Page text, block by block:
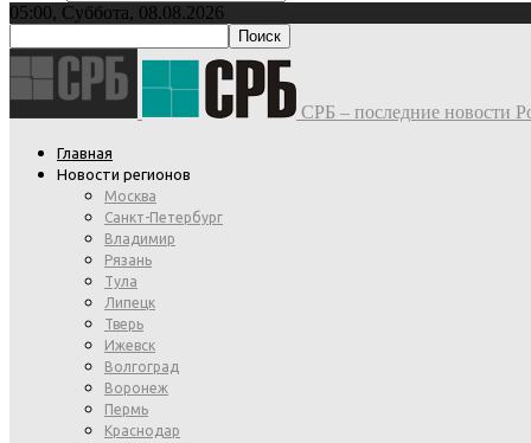
05:00, Суббота, 08.08.2026
СРБ – последние новости
Главная
Новости регионов
Москва
Санкт-Петербург
Владимир
Рязань
Тула
Липецк
Тверь
Ижевск
Волгоград
Воронеж
Пермь
Краснодар